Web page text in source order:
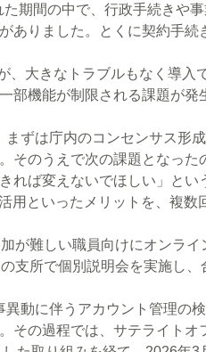
期間の中で、行政手続きや
ありました。とくに契約手続
、大きなトラブルもなく導入
部機能が制限される課題が発
ずは庁内のコンセンサス形
そのうえで次の課題となった
れば変えないでほしい」とい
用といったメリットを、複数
が難しい職員向けにオンライ
支所で個別説明会を実施し、
動に伴うアカウント管理の
その過程では、サテライトオ